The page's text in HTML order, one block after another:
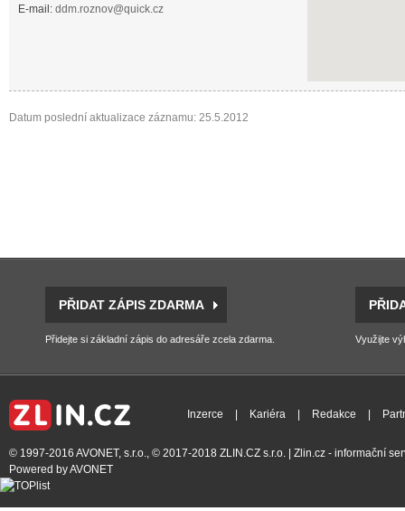
E-mail: ddm.roznov@quick.cz
Datum poslední aktualizace záznamu: 25.5.2012
PŘIDAT ZÁPIS ZDARMA
Přidejte si základní zápis do adresáře zcela zdarma. Využijte
Inzerce Kariéra Redakce
© 1997-2016 AVONET, s.r.o., © 2017-2018 ZLIN.CZ s.r.o. | Zlin.cz - informační
Powered byAVONET